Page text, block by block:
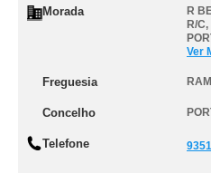
Morada
R
R/
Ver
Freguesia
Concelho
Telefone